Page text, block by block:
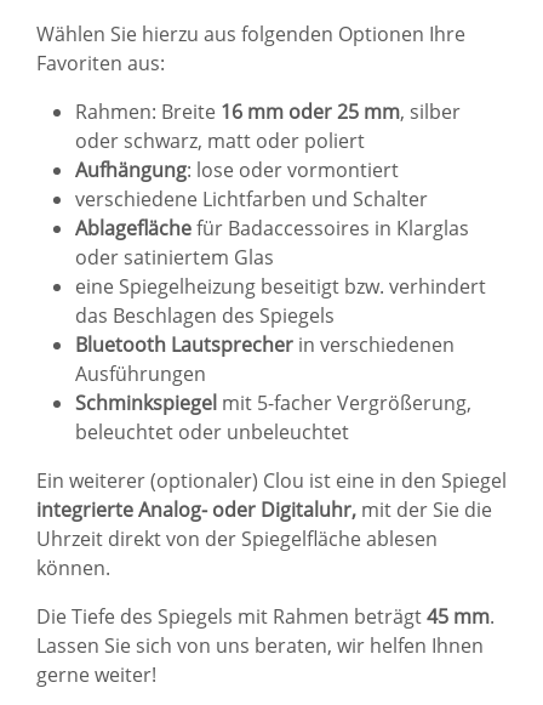
Wählen Sie hierzu aus folgenden Optionen Ihre
Favoriten aus:
Rahmen: Breite 16 mm oder 25 mm, silber
oder schwarz, matt oder poliert
Aufhängung: lose oder vormontiert
verschiedene Lichtfarben und Schalter
Ablageflächefür Badaccessoires in Klarglas
oder satiniertem Glas
eine Spiegelheizung beseitigt bzw. verhindert
das Beschlagen des Spiegels
Bluetooth Lautsprecher in verschiedenen
Ausführungen
Schminkspiegel mit 5-facher Vergrößerung,
beleuchtet oder unbeleuchtet
Ein weiterer (optionaler) Clou ist eine in den Spiegel
integrierte Analog- oder Digitaluhr, mit der Sie die
Uhrzeit direkt von der Spiegelfläche ablesen
können.
Die Tiefe des Spiegels mit Rahmen beträgt45 mm.
Lassen Sie sich von uns beraten, wir helfen Ihnen
gerne weiter!